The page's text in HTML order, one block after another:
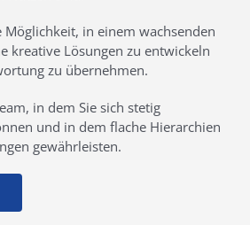
Möglichkeit, in einem wachsenden
kreative Lösungen zu entwickeln
zu übernehmen.
in dem Sie sich stetig
und in dem flache Hierarchien
gewährleisten.